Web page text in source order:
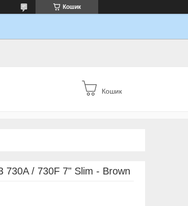
Кошик
Кошик
730A / 730F 7" Slim - Brown